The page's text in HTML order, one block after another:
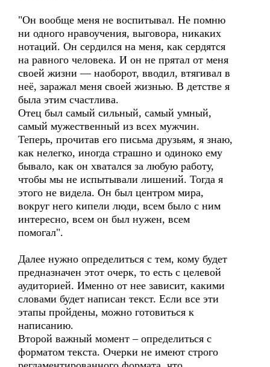
"Он вообще меня не воспитывал. Не помню
ни одного нравоучения, выговора, никаких
нотаций. Он сердился на меня, как сердятся
на равного человека. И он не прятал от меня
своей жизни — наоборот, вводил, втягивал в
неё, заражал меня своей жизнью. В детстве я
была этим счастлива.
Отец был самый сильный, самый умный,
самый мужественный из всех мужчин.
Теперь, прочитав его письма друзьям, я знаю,
как нелегко, иногда страшно и одиноко ему
бывало, как он хватался за любую работу,
чтобы мы не испытывали лишений. Тогда я
этого не видела. Он был центром мира,
вокруг него кипели люди, всем было с ним
интересно, всем он был нужен, всем
помогал".
Далее нужно определиться с тем, кому будет
предназначен этот очерк, то есть с целевой
аудиторией. Именно от нее зависит, какими
словами будет написан текст. Если все эти
этапы пройдены, можно готовиться к
написанию.
Второй важный момент – определиться с
форматом текста. Очерки не имеют строго